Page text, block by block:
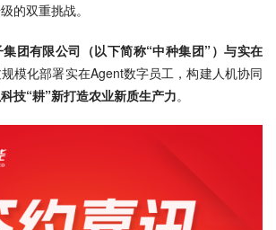
的双重挑战。
团有限公司（以下简称“中种集团”）与实在
模化部署实在Agent数字员工，构建人机协同
技“耕”新打造农业新质生产力。